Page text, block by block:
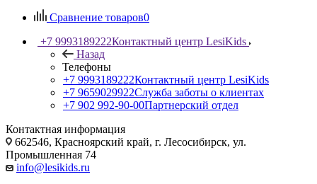
Сравнение товаров0
+7 9993189222Контактный центр LesiKids
Назад
Телефоны
+7 9993189222Контактный центр LesiKids
+7 9659029922Служба заботы о клиентах
+7 902 992-90-00Партнерский отдел
Контактная информация
662546, Красноярский край, г. Лесосибирск, ул.
Промышленная 74
info@lesikids.ru